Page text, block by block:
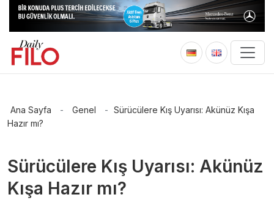
Ana Sayfa - Genel - Sürücülere Kış Uyarısı: Akünüz Kışa
Hazır mı?
Sürücülere Kış Uyarısı: Akünüz
Kışa Hazır mı?